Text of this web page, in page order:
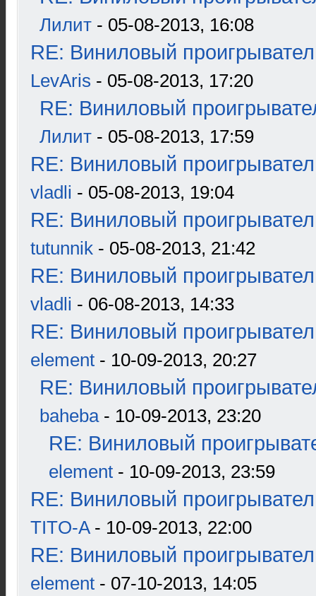
Лилит - 05-08-2013, 16:08
RE: Виниловый
LevAris - 05-08-2013, 17:20
RE: Виниловый
Лилит - 05-08-2013, 17:59
RE: Виниловый
vladli - 05-08-2013, 19:04
RE: Виниловый
tutunnik - 05-08-2013, 21:42
RE: Виниловый
vladli - 06-08-2013, 14:33
RE: Виниловый
element - 10-09-2013, 20:27
RE: Виниловый
baheba- 10-09-2013, 23:20
RE: Виниловый
element - 10-09-2013, 23:59
RE: Виниловый
TITO-A- 10-09-2013, 22:00
RE: Виниловый
element - 07-10-2013, 14:05